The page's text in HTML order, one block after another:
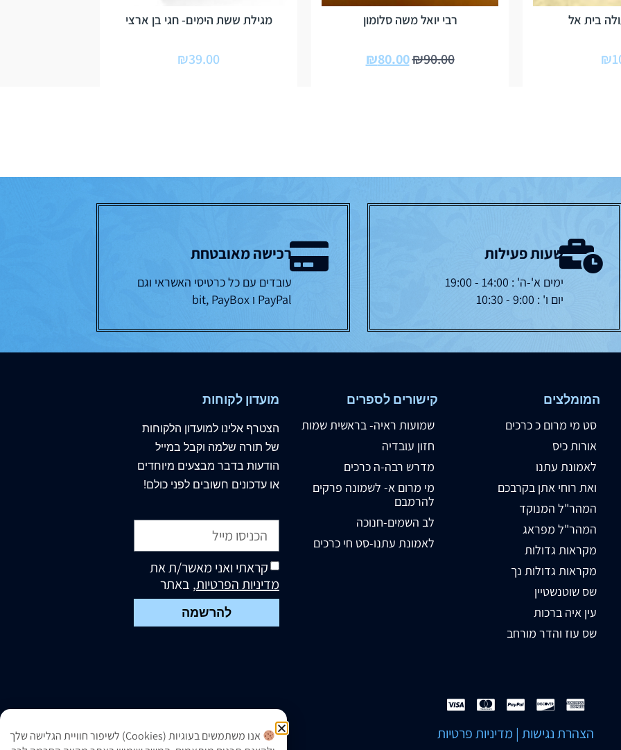
בית אל
₪
רבי יואל משה סלומון
₪90.00
₪80.00
מגילת ששת הימים- חגי בן ארצי
₪39.00
שעות פעילות
ימים א'-ה' : 14:00 - 19:00
יום ו' : 9:00 - 10:30
רכישה מאובטחת
עובדים עם כל כרטיסי האשראי וגם
PayPal ו bit, PayBox
המומלצים
סט מי מרום כ כרכים
אורות כיס
לאמונת עתנו
ואת רוחי אתן בקרבכם
המהר"ל המנוקד
המהר"ל מפראג
מקראות גדולות
מקראות גדולות נך
שס שוטנשטיין
עין איה ברכות
שס עוז והדר מורחב
קישורים לספרים
שמועות ראיה- בראשית שמות
חזון עובדיה
מדרש רבה-ה כרכים
מי מרום א- לשמונה פרקים
להרמבם
לב השמים-חנוכה
לאמונת עתנו-סט חי כרכים
מועדון לקוחות
הצטרף אלינו למועדון הלקוחות
של תורה שלמה וקבל במייל
הודעות בדבר מבצעים מיוחדים
או עדכונים חשובים לפני כולם!
קראתי ואני מאשר/ת את
מדיניות הפרטיות, באתר
להרשמה
הצהרת נגישות | מדיניות פרטיות
אנו משתמשים בעוגיות (Cookies) לשיפור חוויית הגלישה שלך